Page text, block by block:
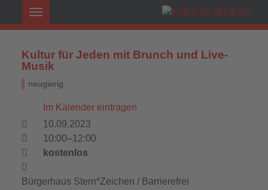
Kultur für Jeden mit Brunch und Live-
Musik
neugierig
Im Kalender eintragen
10.09.2023
10:00–12:00
kostenlos
Bürgerhaus Stern*Zeichen / Barrierefrei